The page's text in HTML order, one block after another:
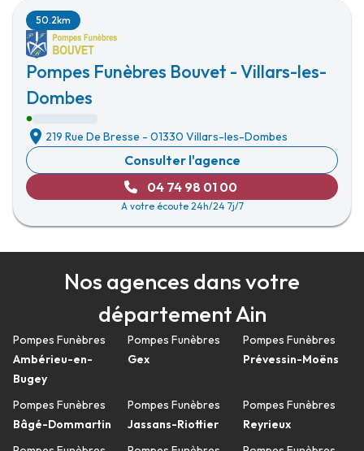
Pompes Funèbres Bouvet - Villars-les-
Dombes
50.2km
219 Rue De Bresse - 01330 Villars-les-Dombes
Consulter l'agence
04 74 98 01 00
A votre écoute 24h/24 7j/7
Nos agences dans votre
département Ain
Pompes Funèbres
Ambérieu-en-
Bugey
Pompes Funèbres
Bâgé-Dommartin
Pompes Funèbres
Gex
Pompes Funèbres
Jassans-Riottier
Pompes Funèbres
Prévessin-Moëns
Pompes Funèbres
Reyrieux